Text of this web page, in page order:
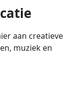
aan creatieve
muziek en